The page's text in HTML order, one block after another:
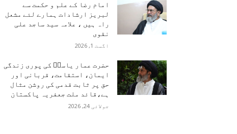
امام رضا کے علم و حکمت سے
لبریز ارشادات ہمارے لئے مشعل
راہ ہیں ، علامہ سید ساجد علی
نقوی
اگست 1, 2026
حضرت عمار یاسرؑ کی پوری زندگی
ایمان، استقامت، قربانی اور
حق پر ثابت قدمی کی روشن مثال
ہے،قائد ملت جعفریہ پاکستان
جولائی 24, 2026